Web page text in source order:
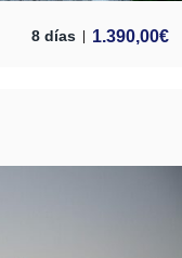
8 días 1.390,00€